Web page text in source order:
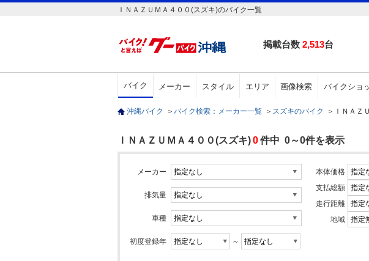
ＩＮＡＺＵＭＡ４００(スズキ)のバイク一覧
掲載台数 2,513台
バイク メーカー スタイル エリア 画像検索 バイクショ
沖縄バイク ＞ バイク検索：メーカー一覧 ＞ スズキのバイク ＞ ＩＮＡＺ
ＩＮＡＺＵＭＡ４００(スズキ)0件中 0～0件を表示
メーカー
排気量
車種
初度登録年 ～
本体価格
支払総額
走行距離
地域